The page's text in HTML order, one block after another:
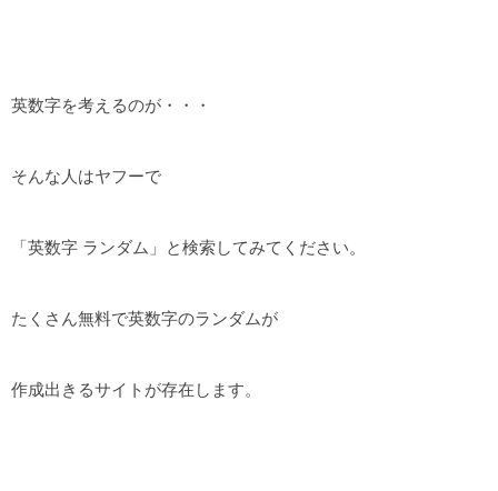
英数字を考えるのが・・・
そんな人はヤフーで
「英数字 ランダム」と検索してみてください。
たくさん無料で英数字のランダムが
作成出きるサイトが存在します。